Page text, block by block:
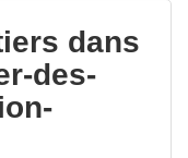
dans
des-